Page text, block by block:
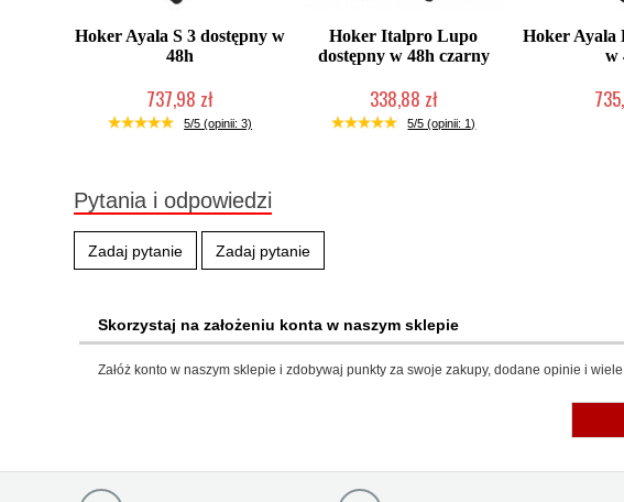
Hoker Ayala S 3 dostępny w
48h
737,98 zł
W magazynie producenta
5/5 (opinii: 3)
Hoker Italpro Lupo
dostępny w 48h czarny
338,88 zł
Produkt wycofany
5/5 (opinii: 1)
Hoker Ayala
w
Pytania i odpowiedzi
Zadaj pytanie Zadaj pytanie
Skorzystaj na założeniu konta w naszym sklepie
Załóż konto w naszym sklepie i zdobywaj punkty za swoje zakupy, dodane opinie i